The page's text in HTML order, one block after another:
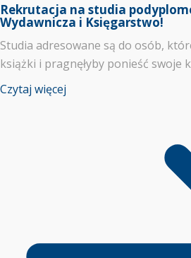
Rekrutacja na studia
Wydawnicza i Księgarstwo!
Studia adresowane są do osób,
książki i pragnęłyby ponieść swoje
Czytaj więcej